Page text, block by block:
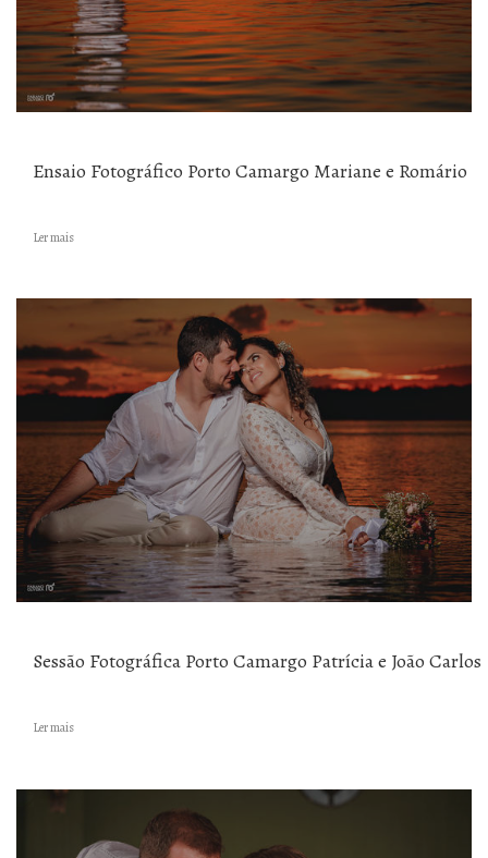
Ensaio Fotográfico Porto Camargo Mariane e Romário
Ler mais
Sessão Fotográfica Porto Camargo Patrícia e João Carlos
Ler mais